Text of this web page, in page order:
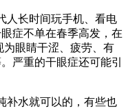
长时间玩手机、看电
症不单在春季高发，在
眼睛干涩、疲劳、有
严重的干眼症还可能引
水就可以的，有些也